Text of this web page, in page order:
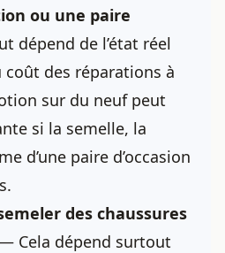
ou une paire
dépend de l’état réel
coût des réparations à
sur du neuf peut
si la semelle, la
d’une paire d’occasion
des chaussures
Cela dépend surtout